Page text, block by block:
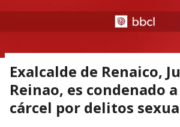
Exalcalde de Renaico,
Reinao, es condenado
cárcel por delitos